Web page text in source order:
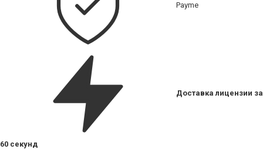
Payme
Доставка лицензии за
60 секунд